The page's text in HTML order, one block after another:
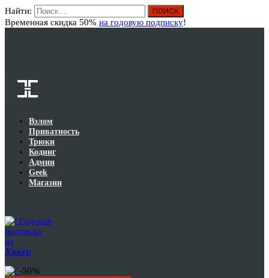
Найти:
Временная скидка 50% на годовую подписку!
Взлом
Приватность
Трюки
Кодинг
Админ
Geek
Магазин
Годовая
подписка
на
Хакер
-50%